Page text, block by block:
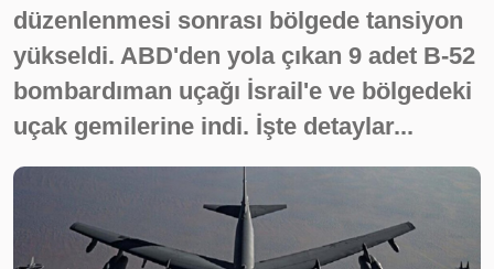
düzenlenmesi sonrası bölgede tansiyon
yükseldi. ABD'den yola çıkan 9 adet B-52
bombardıman uçağı İsrail'e ve bölgedeki
uçak gemilerine indi. İşte detaylar...